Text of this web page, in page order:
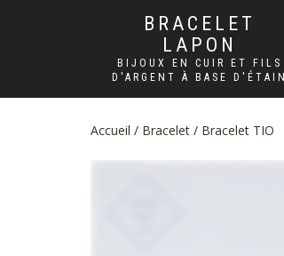
BRACELET
LAPON
BIJOUX EN CUIR ET FILS
D'ARGENT À BASE D'ÉTAIN
Accueil / Bracelet / Bracelet TIO